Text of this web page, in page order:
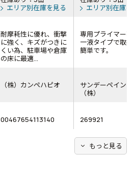
エリア別在庫を見る
エリア別在庫を
耐摩耗性に優れ、衝撃
に強く、キズがつきに
くい為、駐車場や倉庫
の床に最適...
専用プライマー不
一液タイプで取扱
簡単です。
（株）カンペハピオ
サンデーペイント
（株）
00467654113140 269921
expand_more もっと見る